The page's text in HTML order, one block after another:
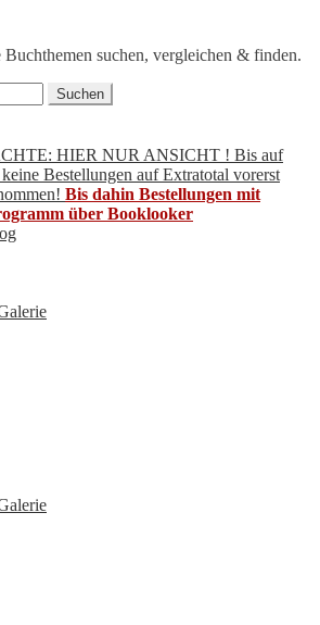
Buchthemen suchen, vergleichen & finden.
Suchen
HIER NUR ANSICHT ! Bis auf
Bestellungen auf Extratotal vorerst
Bis dahin Bestellungen mit
über Booklooker